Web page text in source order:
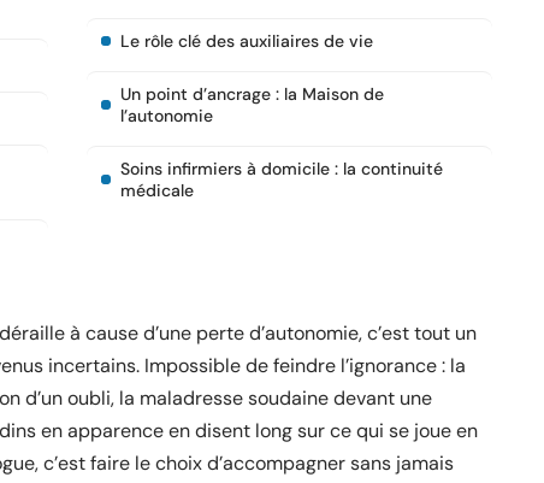
Le rôle clé des auxiliaires de vie
Un point d’ancrage : la Maison de
l’autonomie
Soins infirmiers à domicile : la continuité
médicale
à cause d’une perte d’autonomie, c’est tout un
incertains. Impossible de feindre l’ignorance : la
d’un oubli, la maladresse soudaine devant une
en apparence en disent long sur ce qui se joue en
c’est faire le choix d’accompagner sans jamais